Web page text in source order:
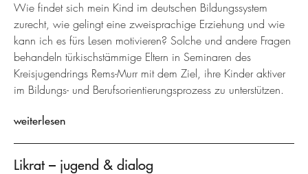
Wie findet sich mein Kind im deutschen Bildungssystem
zurecht, wie gelingt eine zweisprachige Erziehung und wie
kann ich es fürs Lesen motivieren? Solche und andere Fragen
behandeln türkischstämmige Eltern in Seminaren des
Kreisjugendrings Rems-Murr mit dem Ziel, ihre Kinder aktiver
im Bildungs- und Berufsorientierungsprozess zu unterstützen.
weiterlesen
Likrat – jugend & dialog